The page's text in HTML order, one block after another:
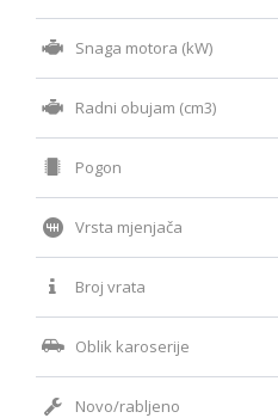
Snaga motora (kW)
Radni obujam (cm3)
Pogon
Vrsta mjenjača
Broj vrata
Oblik karoserije
Novo/rabljeno